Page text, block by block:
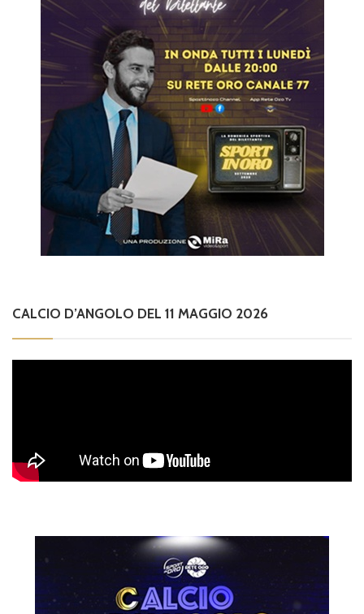
CALCIO D’ANGOLO DEL 11 MAGGIO 2026